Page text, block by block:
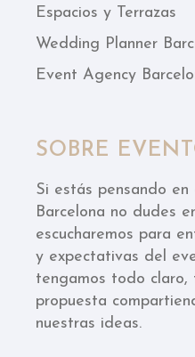
Espacios y Terrazas
Wedding Planner
Event Agency
SOBRE
Si estás pensando
Barcelona no dudes
escucharemos para
y expectativas del
tengamos todo claro,
propuesta
nuestras ideas.